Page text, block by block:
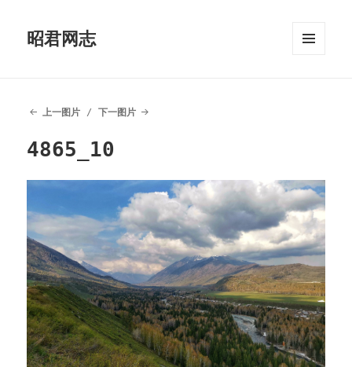
昭君网志
上一图片 下一图片
4865_10